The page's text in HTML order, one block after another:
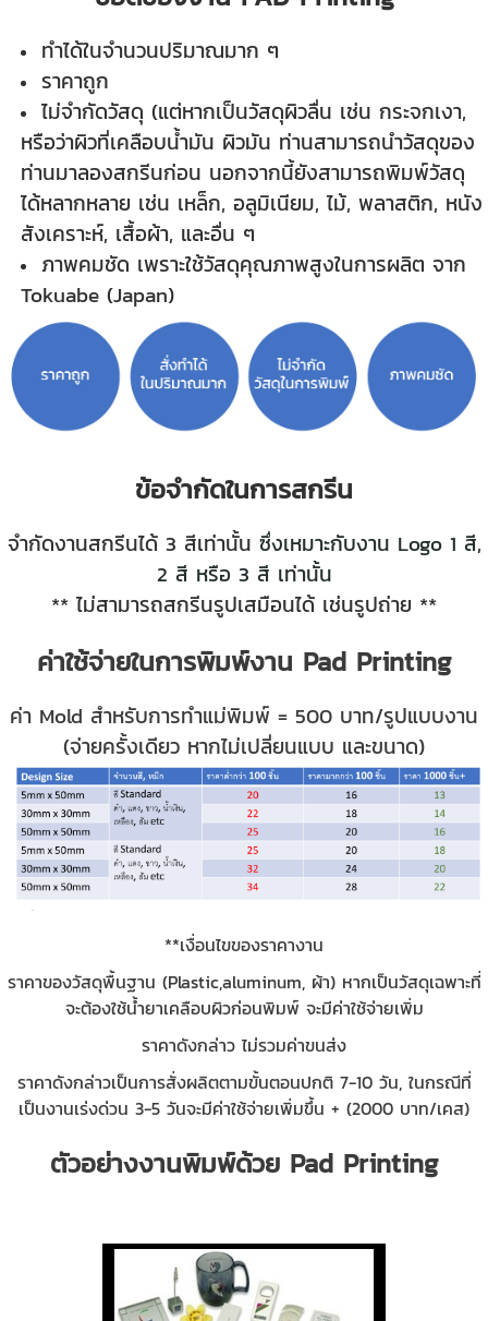
ทำได้ในจำนวนปริมาณมาก ๆ
ราคาถูก
ไม่จำกัดวัสดุ (แต่หากเป็นวัสดุผิวลื่น เช่น กระจกเงา,
หรือว่าผิวที่เคลือบน้ำมัน ผิวมัน ท่านสามารถนำวัสดุของ
ท่านมาลองสกรีนก่อน นอกจากนี้ยังสามารถพิมพ์วัสดุ
ได้หลากหลาย เช่น เหล็ก, อลูมิเนียม, ไม้, พลาสติก, หนัง
สังเคราะห์, เสื้อผ้า, และอื่น ๆ
ภาพคมชัด เพราะใช้วัสดุคุณภาพสูงในการผลิต จาก
Tokuabe (Japan)
ข้อจำกัดในการสกรีน
จำกัดงานสกรีนได้ 3 สีเท่านั้น ซึ่งเหมาะกับงาน Logo 1 สี,
2 สี หรือ 3 สี เท่านั้น
** ไม่สามารถสกรีนรูปเสมือนได้ เช่นรูปถ่าย **
ค่าใช้จ่ายในการพิมพ์งาน Pad Printing
ค่า Mold สำหรับการทำแม่พิมพ์ = 500 บาท/รูปแบบงาน
(จ่ายครั้งเดียว หากไม่เปลี่ยนแบบ และขนาด)
**เงื่อนไขของราคางาน
ราคาของวัสดุพื้นฐาน (Plastic,aluminum, ผ้า) หากเป็นวัสดุเฉพาะที่
จะต้องใช้น้ำยาเคลือบผิวก่อนพิมพ์ จะมีค่าใช้จ่ายเพิ่ม
ราคาดังกล่าว ไม่รวมค่าขนส่ง
ราคาดังกล่าวเป็นการสั่งผลิตตามขั้นตอนปกติ 7-10 วัน, ในกรณีที่
เป็นงานเร่งด่วน 3-5 วันจะมีค่าใช้จ่ายเพิ่มขึ้น + (2000 บาท/เคส)
ตัวอย่างงานพิมพ์ด้วย Pad Printing